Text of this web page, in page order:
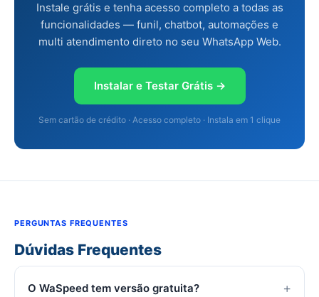
Instale grátis e tenha acesso completo a todas as
funcionalidades — funil, chatbot, automações e
multi atendimento direto no seu WhatsApp Web.
Instalar e Testar Grátis →
Sem cartão de crédito · Acesso completo · Instala em 1 clique
PERGUNTAS FREQUENTES
Dúvidas Frequentes
O WaSpeed tem versão gratuita?